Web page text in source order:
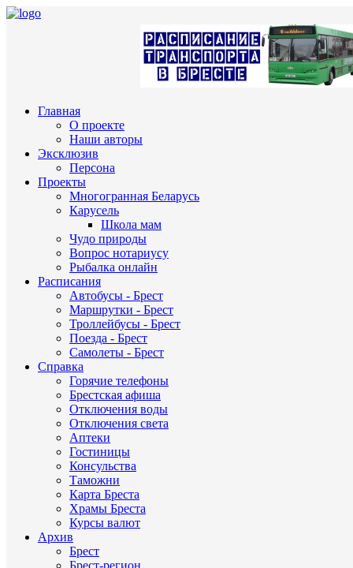
Главная
О проекте
Наши авторы
Эксклюзив
Персона
Проекты
Многогранная Беларусь
Карусель
Школа мам
Чудо природы
Вопрос нотариусу
Рыбалка онлайн
Расписания
Автобусы - Брест
Маршрутки - Брест
Троллейбусы - Брест
Поезда - Брест
Самолеты - Брест
Справка
Горячие телефоны
Брестская афиша
Отключения воды
Отключения света
Аптеки
Гостиницы
Консульства
Таможни
Карта Бреста
Храмы Бреста
Курсы валют
Архив
Брест
Брест-регион